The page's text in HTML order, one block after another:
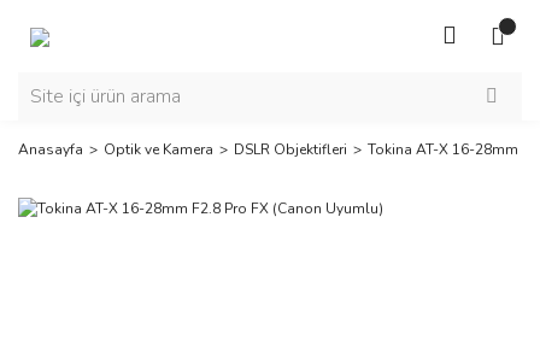
Anasayfa Optik ve Kamera DSLR Objektifleri Tokina AT-X 16-28mm